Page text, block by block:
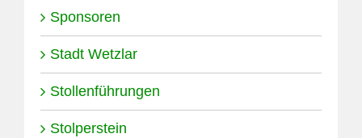
Sponsoren
Stadt Wetzlar
Stollenführungen
Stolperstein